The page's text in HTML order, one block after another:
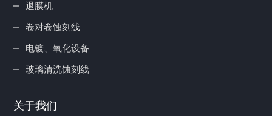
退膜机
卷对卷蚀刻线
电镀、氧化设备
玻璃清洗蚀刻线
关于我们